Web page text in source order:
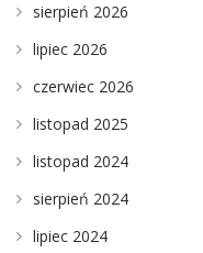
sierpień 2026
lipiec 2026
czerwiec 2026
listopad 2025
listopad 2024
sierpień 2024
lipiec 2024